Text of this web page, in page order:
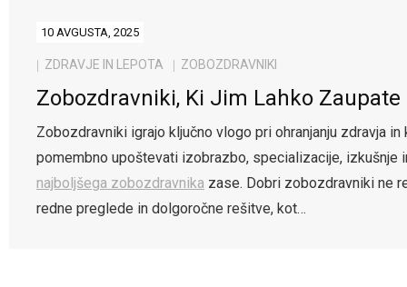
10 AVGUSTA, 2025
ZDRAVJE IN LEPOTA ZOBOZDRAVNIKI
Zobozdravniki, Ki Jim Lahko Zaupate
Zobozdravniki igrajo ključno vlogo pri ohranjanju zdravja
pomembno upoštevati izobrazbo, specializacije, izkušnje
najboljšega zobozdravnika zase. Dobri zobozdravniki ne
redne preglede in dolgoročne rešitve, kot…